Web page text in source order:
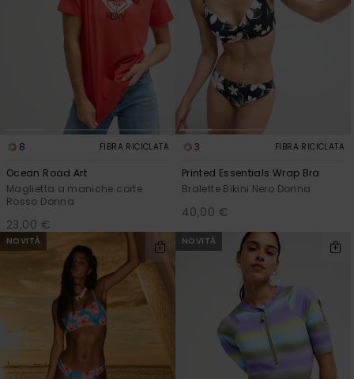
8 FIBRA RICICLATA
Ocean Road Art
Maglietta a maniche corte
Rosso Donna
23,00 €
3 FIBRA RICICLATA
Printed Essentials Wrap Bra
Bralette Bikini Nero Donna
40,00 €
NOVITÀ NOVITÀ